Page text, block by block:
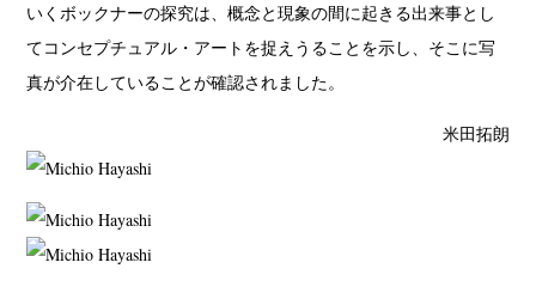
いくボックナーの探究は、概念と現象の間に起きる出来事とし
てコンセプチュアル・アートを捉えうることを示し、そこに写
真が介在していることが確認されました。
米田拓朗